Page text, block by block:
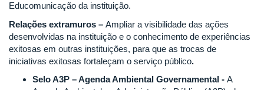
Educomunicação da instituição.
Relações extramuros – Ampliar a visibilidade das ações
desenvolvidas na instituição e o conhecimento de experiências
exitosas em outras instituições, para que as trocas de
iniciativas exitosas fortaleçam o serviço público.
Selo A3P – Agenda Ambiental Governamental - A